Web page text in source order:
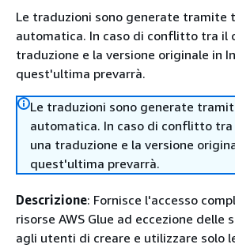
Le traduzioni sono generate tramite
automatica. In caso di conflitto tra il
traduzione e la versione originale in
quest'ultima prevarrà.
Le traduzioni sono generate
automatica. In caso di conflitto
una traduzione e la versione
quest'ultima prevarrà.
Descrizione: Fornisce l'accesso
risorse AWS Glue ad eccezione delle
agli utenti di creare e utilizzare solo